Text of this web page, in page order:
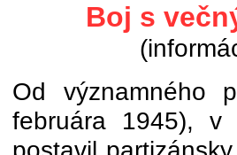
Boj s
Od významného
februára 1945), v